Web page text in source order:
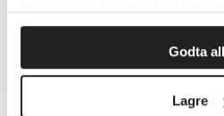
Godta
Lagre
Detaljer
E-læringskurs om